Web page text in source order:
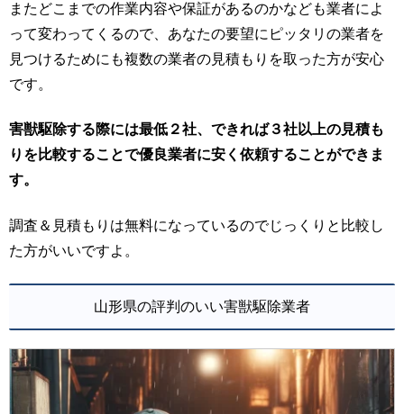
またどこまでの作業内容や保証があるのかなども業者によ
って変わってくるので、あなたの要望にピッタリの業者を
見つけるためにも複数の業者の見積もりを取った方が安心
です。
害獣駆除する際には最低２社、できれば３社以上の見積も
りを比較することで優良業者に安く依頼することができま
す。
調査＆見積もりは無料になっているのでじっくりと比較し
た方がいいですよ。
山形県の評判のいい害獣駆除業者